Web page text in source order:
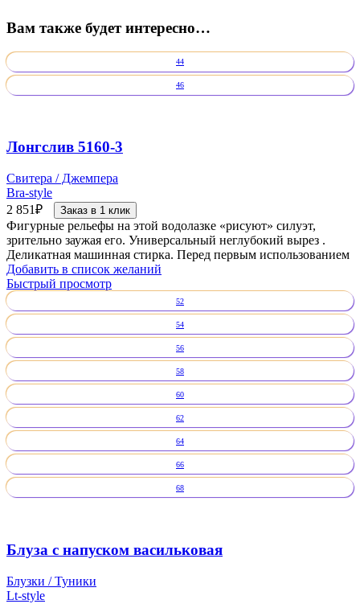
Вам также будет интересно…
44
46
Лонгслив 5160-3
Свитера / Джемпера
Bra-style
2 851₽ Заказ в 1 клик
Фигурные рельефы на этой водолазке «рисуют» силуэт,
зрительно заужая его. Универсальный неглубокий вырез .
Деликатная машинная стирка. Перед первым использованием
Добавить в список желаний
Быстрый просмотр
52
54
56
58
60
62
64
66
68
Блуза с напуском васильковая
Блузки / Туники
Lt-style